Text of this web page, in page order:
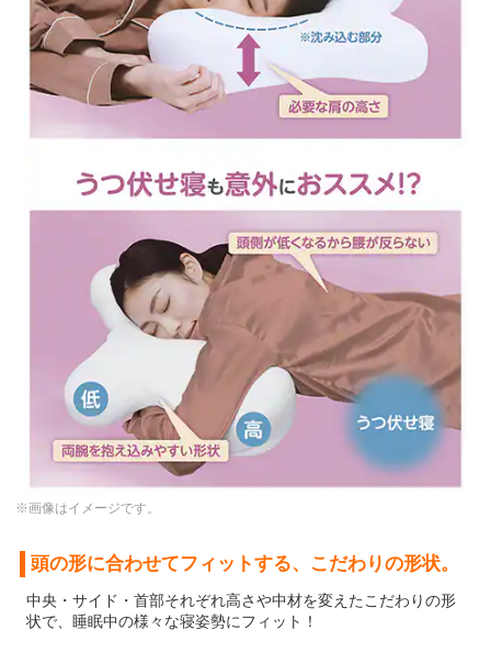
※画像はイメージです。
頭の形に合わせてフィットする、こだわりの形状。
中央・サイド・首部それぞれ高さや中材を変えたこだわりの形
状で、睡眠中の様々な寝姿勢にフィット！